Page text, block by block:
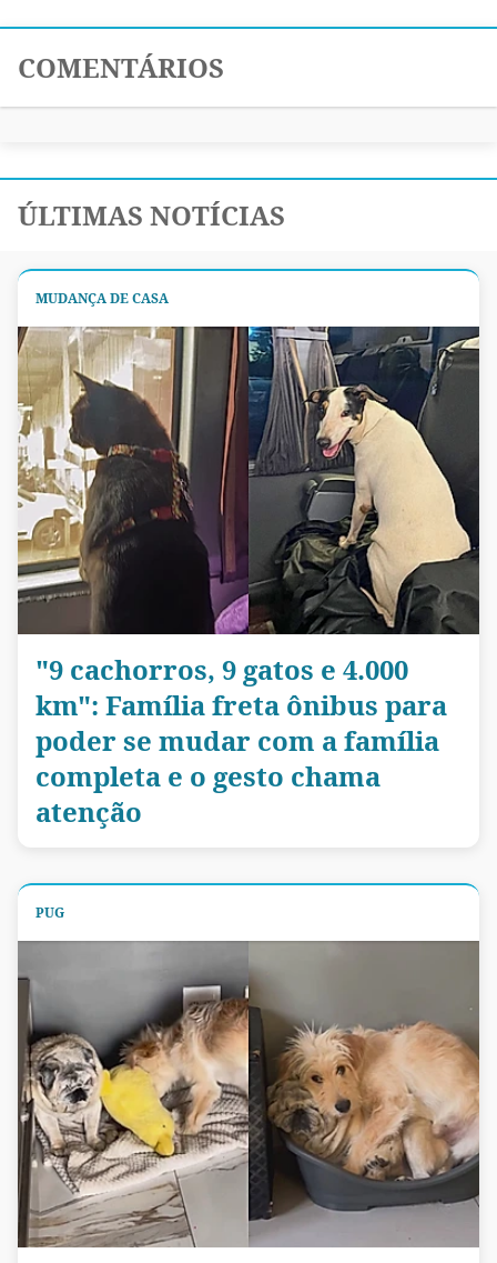
COMENTÁRIOS
ÚLTIMAS NOTÍCIAS
MUDANÇA DE CASA
"9 cachorros, 9 gatos e 4.000
km": Família freta ônibus para
poder se mudar com a família
completa e o gesto chama
atenção
PUG